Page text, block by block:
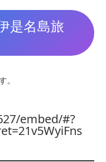
是名島旅
。
embed/#?